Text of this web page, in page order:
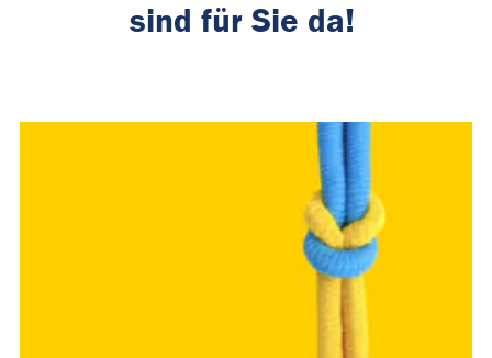
sind für Sie da!